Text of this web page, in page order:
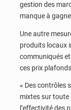
gestion des
manque à
Une autre
produits locaux
communiqués
ces prix
« Des contrôles
mixtes sur toute
l’effectivité des